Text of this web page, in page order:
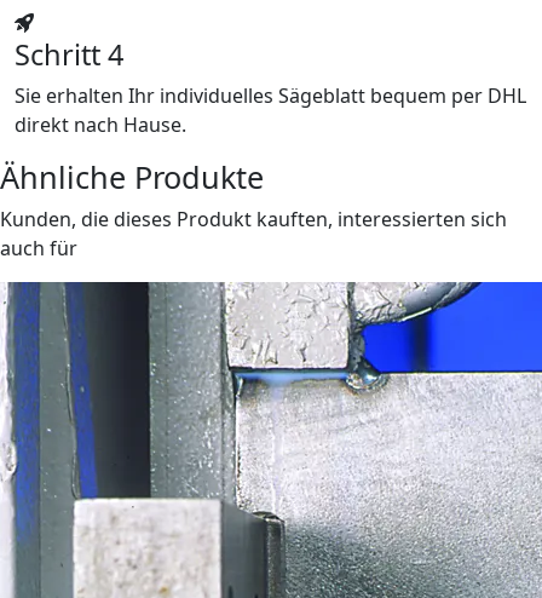
Schritt 4
Sie erhalten Ihr individuelles Sägeblatt bequem per DHL
direkt nach Hause.
Ähnliche Produkte
Kunden, die dieses Produkt kauften, interessierten sich
auch für